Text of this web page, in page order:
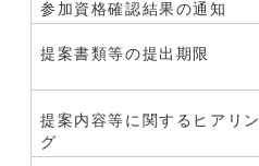
参加資格確認結果の通知
提案書類等の提出期限
提案内容等に関するヒアリン
グ